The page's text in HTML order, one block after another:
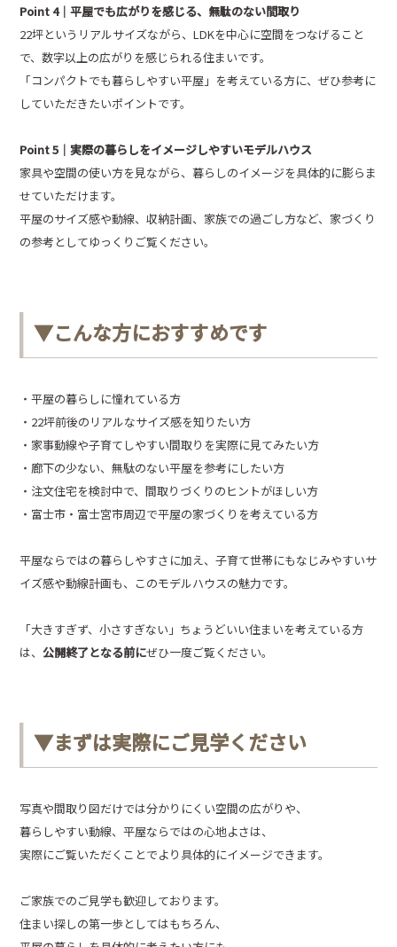
Point 4｜平屋でも広がりを感じる、無駄のない間取り
22坪というリアルサイズながら、LDKを中心に空間をつなげること
で、数字以上の広がりを感じられる住まいです。
「コンパクトでも暮らしやすい平屋」を考えている方に、ぜひ参考に
していただきたいポイントです。
Point 5｜実際の暮らしをイメージしやすいモデルハウス
家具や空間の使い方を見ながら、暮らしのイメージを具体的に膨らま
せていただけます。
平屋のサイズ感や動線、収納計画、家族での過ごし方など、家づくり
の参考としてゆっくりご覧ください。
▼こんな方におすすめです
・平屋の暮らしに憧れている方
・22坪前後のリアルなサイズ感を知りたい方
・家事動線や子育てしやすい間取りを実際に見てみたい方
・廊下の少ない、無駄のない平屋を参考にしたい方
・注文住宅を検討中で、間取りづくりのヒントがほしい方
・富士市・富士宮市周辺で平屋の家づくりを考えている方
平屋ならではの暮らしやすさに加え、子育て世帯にもなじみやすいサ
イズ感や動線計画も、このモデルハウスの魅力です。
「大きすぎず、小さすぎない」ちょうどいい住まいを考えている方
は、公開終了となる前にぜひ一度ご覧ください。
▼まずは実際にご見学ください
写真や間取り図だけでは分かりにくい空間の広がりや、
暮らしやすい動線、平屋ならではの心地よさは、
実際にご覧いただくことでより具体的にイメージできます。
ご家族でのご見学も歓迎しております。
住まい探しの第一歩としてはもちろん、